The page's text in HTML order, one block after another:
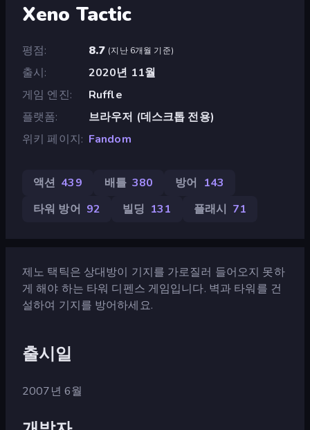
Xeno Tactic
평점 8.7 (지난 6개월 기준)
출시
2020년 11월
게임 엔진
Ruffle
플랫폼
브라우저 (데스크톱 전용)
위키 페이지
Fandom
액션 439 배틀 380 방어 143
타워 방어 92 빌딩 131 플래시 71
제노 택틱은 상대방이 기지를 가로질러 들어오지 못하
게 해야 하는 타워 디펜스 게임입니다. 벽과 타워를 건
설하여 기지를 방어하세요.
출시일
2007년 6월